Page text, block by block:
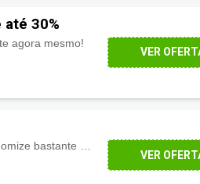
30%
agora mesmo!
VER
bastante em suas compras.
VER